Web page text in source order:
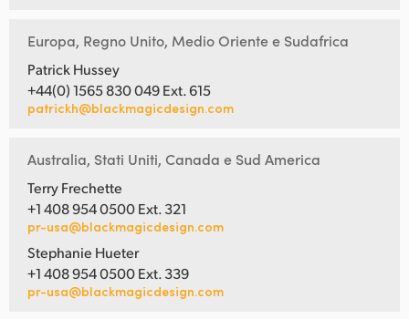
Europa, Regno Unito, Medio Oriente e Sudafrica
Patrick Hussey
+44(0) 1565 830 049 Ext. 615
patrickh@blackmagicdesign.com
Australia, Stati Uniti, Canada e Sud America
Terry Frechette
+1 408 954 0500 Ext. 321
pr-usa@blackmagicdesign.com
Stephanie Hueter
+1 408 954 0500 Ext. 339
pr-usa@blackmagicdesign.com